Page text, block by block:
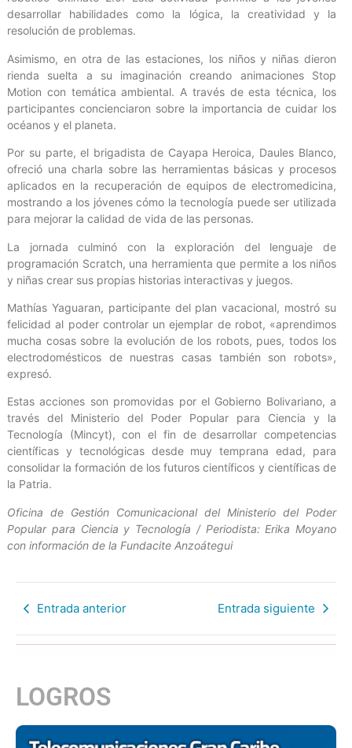
desarrollar habilidades como la lógica, la creatividad y la
resolución de problemas.
Asimismo, en otra de las estaciones, los niños y niñas dieron
rienda suelta a su imaginación creando animaciones Stop
Motion con temática ambiental. A través de esta técnica, los
participantes concienciaron sobre la importancia de cuidar los
océanos y el planeta.
Por su parte, el brigadista de Cayapa Heroica, Daules Blanco,
ofreció una charla sobre las herramientas básicas y procesos
aplicados en la recuperación de equipos de electromedicina,
mostrando a los jóvenes cómo la tecnología puede ser utilizada
para mejorar la calidad de vida de las personas.
La jornada culminó con la exploración del lenguaje de
programación Scratch, una herramienta que permite a los niños
y niñas crear sus propias historias interactivas y juegos.
Mathías Yaguaran, participante del plan vacacional, mostró su
felicidad al poder controlar un ejemplar de robot, «aprendimos
mucha cosas sobre la evolución de los robots, pues, todos los
electrodomésticos de nuestras casas también son robots»,
expresó.
Estas acciones son promovidas por el Gobierno Bolivariano, a
través del Ministerio del Poder Popular para Ciencia y la
Tecnología (Mincyt), con el fin de desarrollar competencias
científicas y tecnológicas desde muy temprana edad, para
consolidar la formación de los futuros científicos y científicas de
la Patria.
Oficina de Gestión Comunicacional del Ministerio del Poder
Popular para Ciencia y Tecnología / Periodista: Erika Moyano
con información de la Fundacite Anzoátegui
Entrada anterior Entrada siguiente
LOGROS